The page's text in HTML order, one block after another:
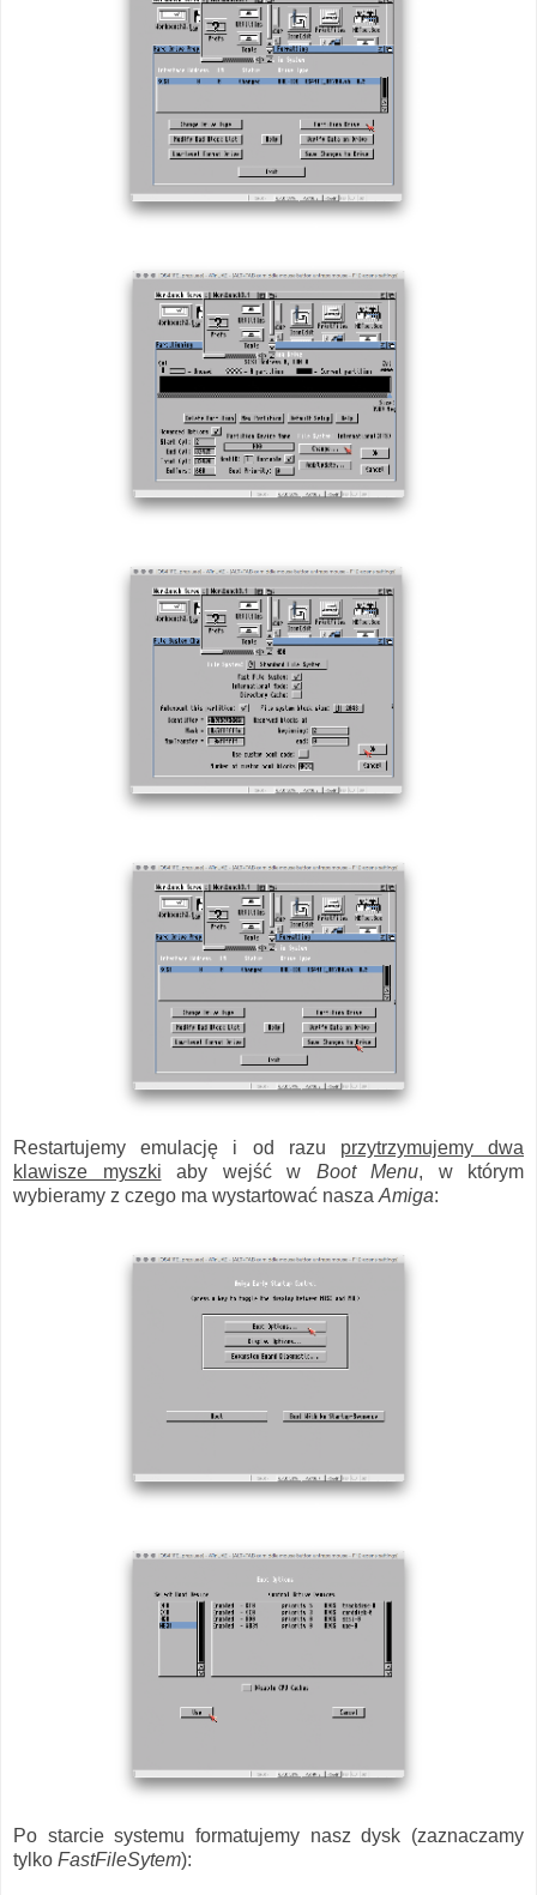
Restartujemy emulację i od razu przytrzymujemy dwa
klawisze myszki aby wejść w Boot Menu, w którym
wybieramy z czego ma wystartować nasza Amiga:
Po starcie systemu formatujemy nasz dysk (zaznaczamy
tylko FastFileSytem):